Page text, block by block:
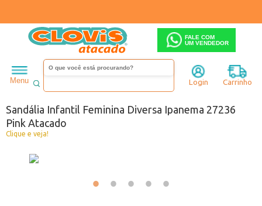
FALE COM
UM VENDEDOR
Menu Login Carrinho
Infantil Menina Sandália
Sandália Infantil Feminina Diversa Ipanema 27236
Pink Atacado
Clique e veja!